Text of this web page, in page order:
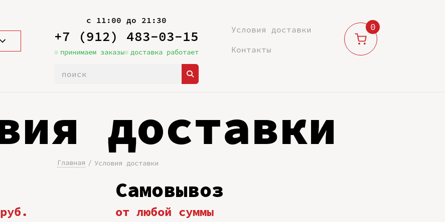
с 11:00 до 21:30
+7 (912) 483-03-15
принимаем заказы доставка работает
Условия доставки
Контакты
0
доставки
Главная Условия доставки
Самовывоз
от любой суммы